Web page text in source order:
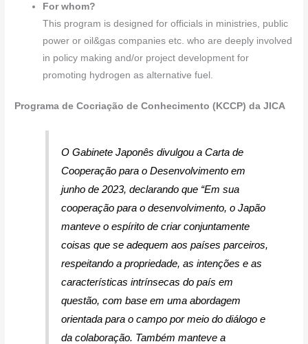
For whom?
This program is designed for officials in ministries, public
power or oil&gas companies etc. who are deeply involved
in policy making and/or project development for
promoting hydrogen as alternative fuel.
Programa de Cocriação de Conhecimento (KCCP) da JICA
O Gabinete Japonês divulgou a Carta de
Cooperação para o Desenvolvimento em
junho de 2023, declarando que “Em sua
cooperação para o desenvolvimento, o Japão
manteve o espírito de criar conjuntamente
coisas que se adequem aos países parceiros,
respeitando a propriedade, as intenções e as
características intrínsecas do país em
questão, com base em uma abordagem
orientada para o campo por meio do diálogo e
da colaboração. Também manteve a